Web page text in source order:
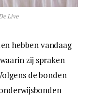
Live
hebben vandaag
zij spraken
de bonden